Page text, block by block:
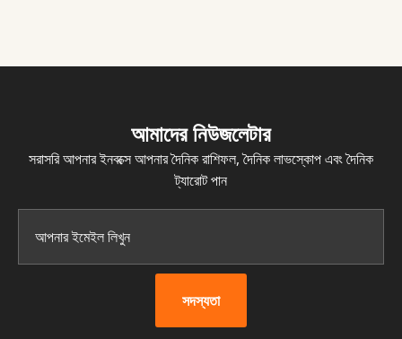
আমাদের নিউজলেটার
সরাসরি আপনার ইনবক্সে আপনার দৈনিক রাশিফল, দৈনিক লাভস্কোপ এবং দৈনিক
ট্যারোট পান
সদস্যতা